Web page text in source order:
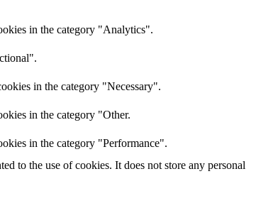
in the category "Analytics".
in the category "Necessary".
in the category "Other.
in the category "Performance".
to the use of cookies. It does not store any personal